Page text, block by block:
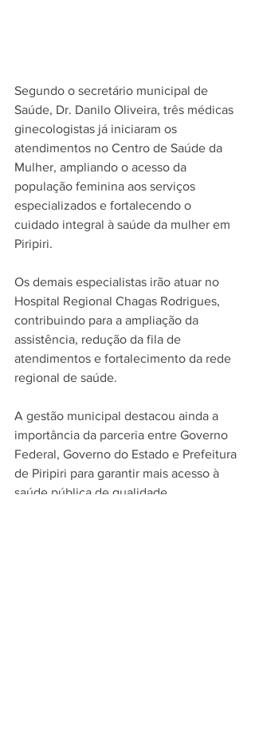
Segundo o secretário municipal de
Saúde, Dr. Danilo Oliveira, três médicas
ginecologistas já iniciaram os
atendimentos no Centro de Saúde da
Mulher, ampliando o acesso da
população feminina aos serviços
especializados e fortalecendo o
cuidado integral à saúde da mulher em
Piripiri.
Os demais especialistas irão atuar no
Hospital Regional Chagas Rodrigues,
contribuindo para a ampliação da
assistência, redução da fila de
atendimentos e fortalecimento da rede
regional de saúde.
A gestão municipal destacou ainda a
importância da parceria entre Governo
Federal, Governo do Estado e Prefeitura
de Piripiri para garantir mais acesso à
saúde pública de qualidade,